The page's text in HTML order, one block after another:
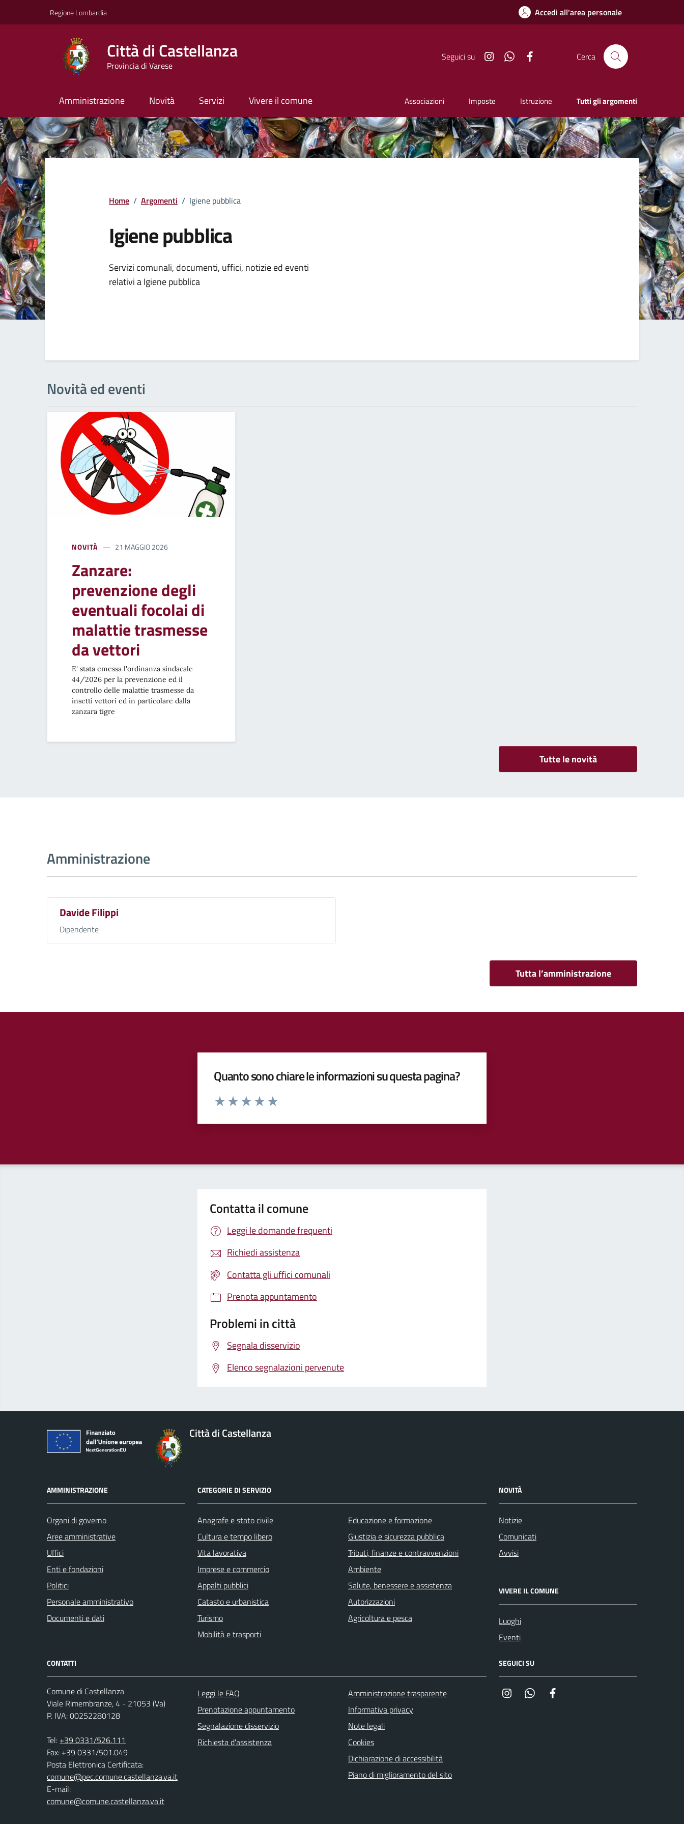
Regione Lombardia Accedi all'area personale
Città di Castellanza
Provincia di Varese
Seguici su InstagramWhatsapp Cerca
Amministrazione Novità Servizi Vivere il comune Associazioni Imposte Istruzione Tutti gli argomenti
Home / Argomenti / Igiene pubblica
Igiene pubblica
Dettagli della notizia
Servizi comunali, documenti, uffici, notizie ed eventi
relativi a Igiene pubblica
Novità ed eventi
NOVITÀ 21 MAGGIO 2026
Zanzare:
prevenzione degli
eventuali focolai di
malattie trasmesse
da vettori
E' stata emessa l'ordinanza sindacale
44/2026 per la prevenzione ed il
controllo delle malattie trasmesse da
insetti vettori ed in particolare dalla
zanzara tigre
Tutte le novità
Amministrazione
Davide Filippi
Dipendente
Tutta l’amministrazione
Quanto sono chiare le informazioni su questa pagina?
Valuta da 1 a 5 stelle la pagina
Contatta il comune
Leggi le domande frequenti
Richiedi assistenza
Contatta gli uffici comunali
Prenota appuntamento
Problemi in città
Segnala disservizio
Elenco segnalazioni pervenute
Città di Castellanza
AMMINISTRAZIONE
Organi di governo
Aree amministrative
Uffici
Enti e fondazioni
Politici
Personale amministrativo
Documenti e dati
CATEGORIE DI SERVIZIO
Anagrafe e stato civile
Cultura e tempo libero
Vita lavorativa
Imprese e commercio
Appalti pubblici
Catasto e urbanistica
Turismo
Mobilità e trasporti
Educazione e formazione
Giustizia e sicurezza pubblica
Tributi, finanze e contravvenzioni
Ambiente
Salute, benessere e assistenza
Autorizzazioni
Agricoltura e pesca
NOVITÀ
Notizie
Comunicati
Avvisi
VIVERE IL COMUNE
Luoghi
Eventi
CONTATTI
Comune di Castellanza
Viale Rimembranze, 4 - 21053 (Va)
P. IVA: 00252280128
Tel: +39 0331/526.111
Fax: +39 0331/501.049
Posta Elettronica Certificata:
comune@pec.comune.castellanza.va.it
E-mail:
comune@comune.castellanza.va.it
Leggi le FAQ
Prenotazione appuntamento
Segnalazione disservizio
Richiesta d'assistenza
Amministrazione trasparente
Informativa privacy
Note legali
Cookies
Dichiarazione di accessibilità
Piano di miglioramento del sito
SEGUICI SU
InstagramWhatsapp